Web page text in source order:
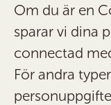
Om du är en
sparar vi dina
connectad
För andra